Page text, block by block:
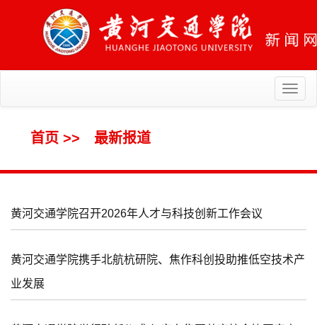
首页 >> 最新报道
黄河交通学院召开2026年人才与科技创新工作会议
黄河交通学院携手北航杭研院、焦作科创投助推低空技术产
业发展